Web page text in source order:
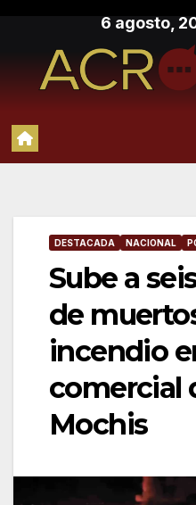
contenido
6 agosto,
DESTACADA NACIONAL
Sube a
de
incendio
comercial
Mochis